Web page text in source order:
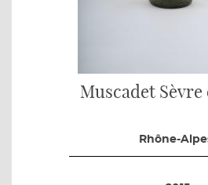
Muscadet Sèvre
Rhône-